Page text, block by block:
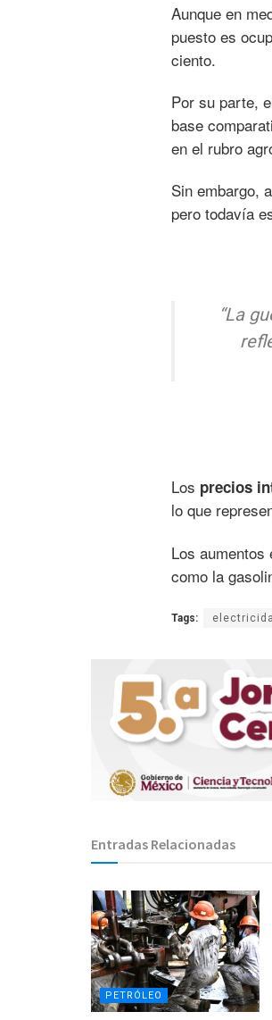
Aunque en
puesto es
ciento.
Por su parte,
base
en el rubro
Sin embargo,
pero todavía
“La
Los precios
lo que
Los
como la
Tags:
Entradas Relacionadas
PETRÓLEO